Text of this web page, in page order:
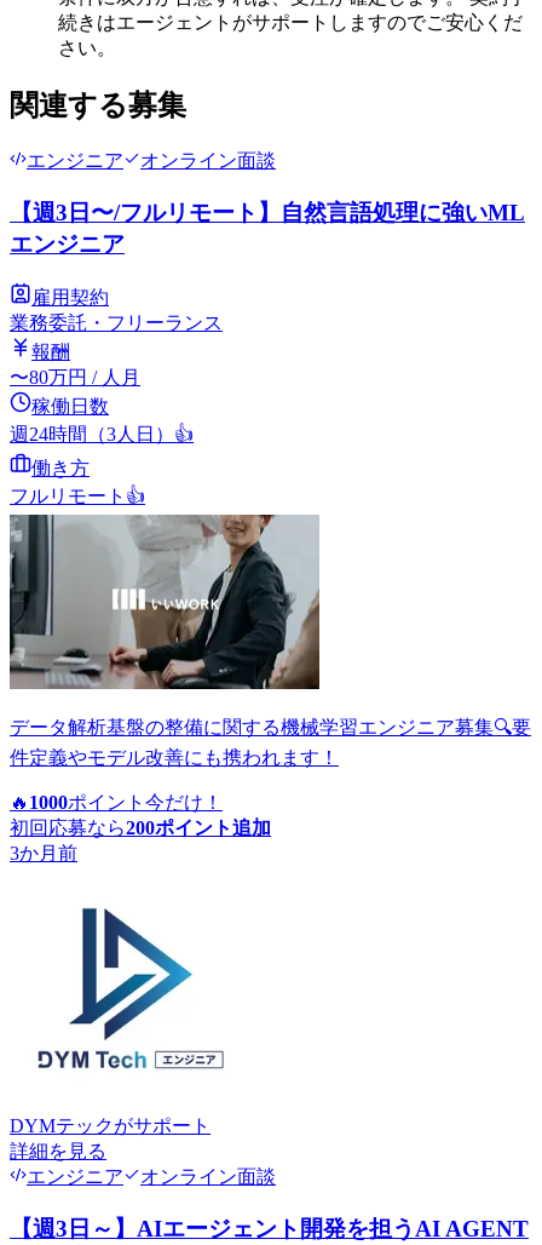
続きはエージェントがサポートしますのでご安心くだ
さい。
関連する募集
エンジニア オンライン面談
【週3日〜/フルリモート】自然言語処理に強いML
エンジニア
雇用契約
業務委託・フリーランス
報酬
〜80万円 / 人月
稼働日数
週24時間（3人日） 👍
働き方
フルリモート 👍
データ解析基盤の整備に関する機械学習エンジニア募集🔍要
件定義やモデル改善にも携われます！
🔥 1000ポイント 今だけ！
初回応募なら200ポイント追加
3か月前
DYMテックがサポート
詳細を見る
エンジニア
オンライン面談
【週3日～】AIエージェント開発を担うAI AGENT